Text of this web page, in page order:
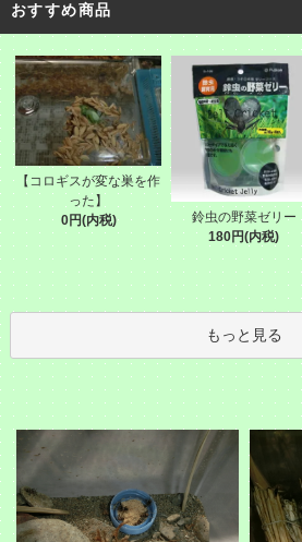
おすすめ商品
【コロギスが変な巣を作
った】
0円(内税)
鈴虫の野菜ゼリー
180円(内税)
もっと見る